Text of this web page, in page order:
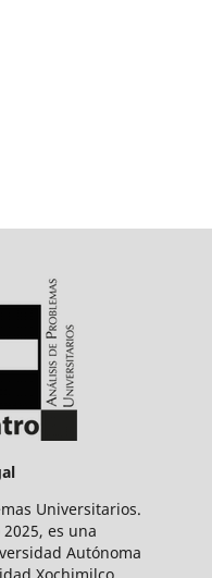
Universitarios.
es una
Autónoma